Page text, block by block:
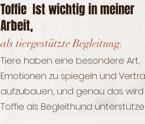
Toffie Ist wichtig in meiner
Arbeit,​​​
als tiergestützte Begleitung.​
Tiere haben eine besondere Art,​
Emotionen zu spiegeln​ und
aufzubauen,​ und genau das wird
Toffie als Begleithund